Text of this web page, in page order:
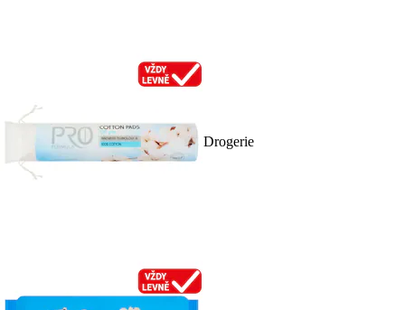
Drogerie